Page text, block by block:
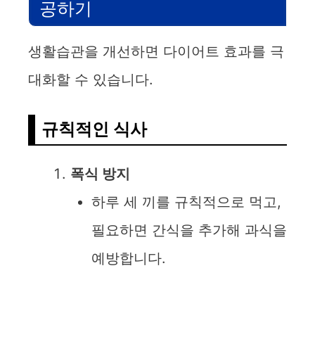
공하기
생활습관을 개선하면 다이어트 효과를 극
대화할 수 있습니다.
규칙적인 식사
폭식 방지
하루 세 끼를 규칙적으로 먹고,
필요하면 간식을 추가해 과식을
예방합니다.